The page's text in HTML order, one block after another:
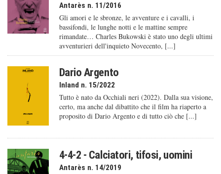
Antarès n. 11/2016
Gli amori e le sbronze, le avventure e i cavalli, i
bassifondi, le lunghe notti e le mattine sempre
rimandate… Charles Bukowski è stato uno degli ultimi
avventurieri dell'inquieto Novecento, [...]
Dario Argento
Inland n. 15/2022
Tutto è nato da Occhiali neri (2022). Dalla sua visione,
certo, ma anche dal dibattito che il film ha riaperto a
proposito di Dario Argento e di tutto ciò che [...]
4-4-2 - Calciatori, tifosi, uomini
Antarès n. 14/2019